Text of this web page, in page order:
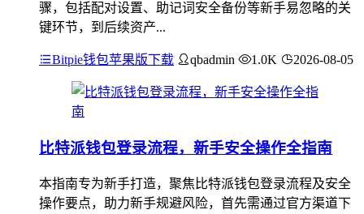
骤，包括配对设置、助记词安全备份等新手易忽略的关
键环节，到后续资产...
Bitpie钱包苹果版下载 qbadmin 1.0K 2026-08-05
比特派钱包登录流程，新手安全操作全指南
本指南专为新手打造，聚焦比特派钱包登录流程及安全
操作要点，助力新手规避风险，首先需通过官方渠道下